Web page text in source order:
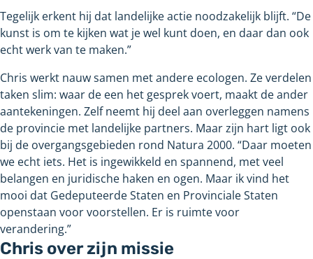
Tegelijk erkent hij dat landelijke actie noodzakelijk blijft. “De
kunst is om te kijken wat je wel kunt doen, en daar dan ook
echt werk van te maken.”
Chris werkt nauw samen met andere ecologen. Ze verdelen
taken slim: waar de een het gesprek voert, maakt de ander
aantekeningen. Zelf neemt hij deel aan overleggen namens
de provincie met landelijke partners. Maar zijn hart ligt ook
bij de overgangsgebieden rond Natura 2000. “Daar moeten
we echt iets. Het is ingewikkeld en spannend, met veel
belangen en juridische haken en ogen. Maar ik vind het
mooi dat Gedeputeerde Staten en Provinciale Staten
openstaan voor voorstellen. Er is ruimte voor
verandering.”
Chris over zijn missie